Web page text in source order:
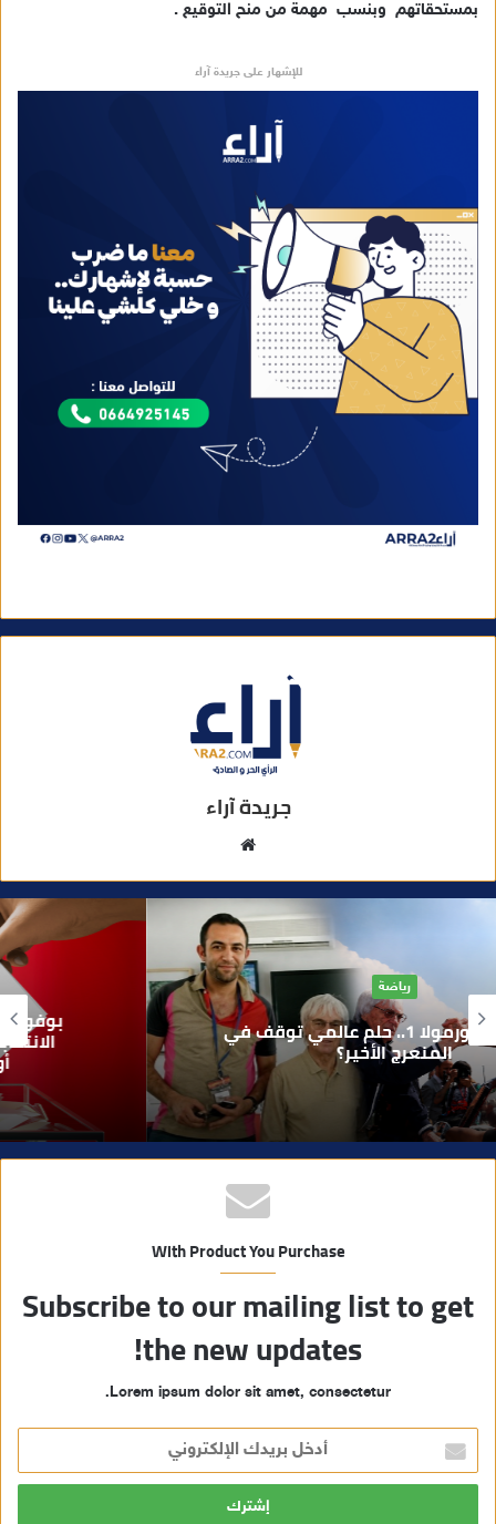
بمستحقاتهم وبنسب مهمة من منح التوقيع .
للإشهار على جريدة آراء
جريدة آراء
ق
ع
ا
ل
و
ي
ب
آراء
بوفوطا يكتب : بين صمت الحكومة وسباق
الانتخابات… هل أصبحت إدارة الأزمات خارج
أولويات الفاعلين السياسيين؟
With Product You Purchase
Subscribe to our mailing list to get
the new updates!
Lorem ipsum dolor sit amet, consectetur.
خ
ل